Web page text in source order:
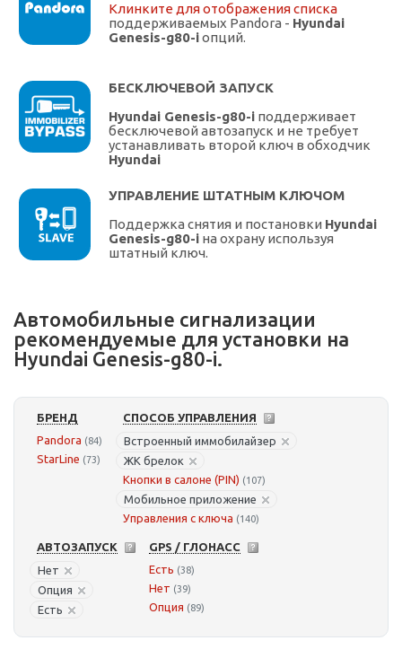
Клинките для отображения списка
поддерживаемых Pandora - Hyundai
Genesis-g80-iопций.
БЕСКЛЮЧЕВОЙ ЗАПУСК
Hyundai Genesis-g80-i поддерживает
бесключевой автозапуск и не требует
устанавливать второй ключ в обходчик
Hyundai
УПРАВЛЕНИЕ ШТАТНЫМ КЛЮЧОМ
Поддержка снятия и постановки Hyundai
Genesis-g80-i на охрану используя
штатный ключ.
Автомобильные сигнализации
рекомендуемые для установки на
Hyundai Genesis-g80-i.
БРЕНД
Pandora (84)
StarLine (73)
СПОСОБ УПРАВЛЕНИЯ
Встроенный иммобилайзер
ЖК брелок
Кнопки в салоне (PIN) (107)
Мобильное приложение
Управления с ключа (140)
АВТОЗАПУСК
Нет
Опция
Есть
GPS / ГЛОНАСС
Есть (38)
Нет (39)
Опция (89)